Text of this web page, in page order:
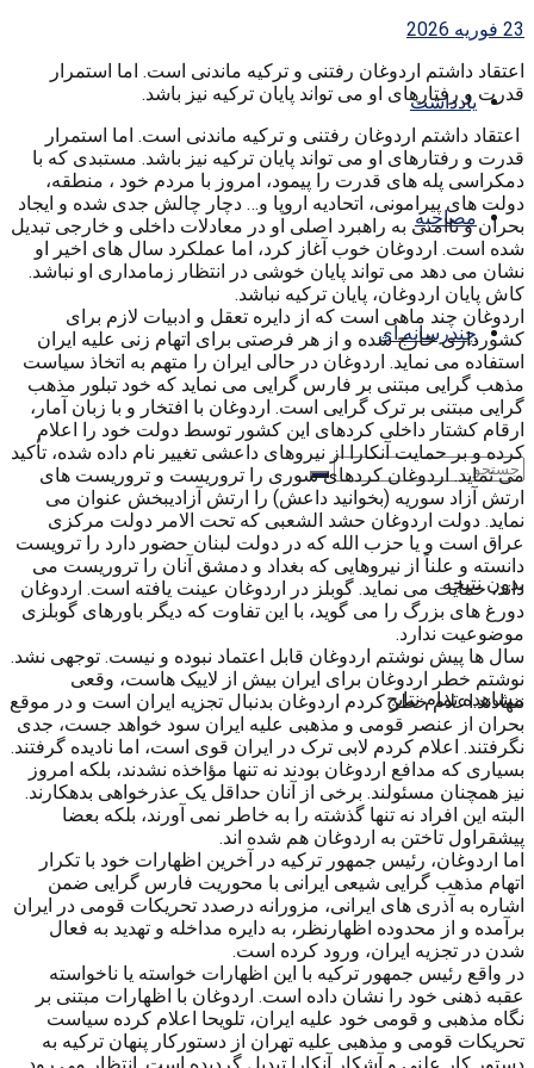
یادداشت
مصاحبه
چندرسانه ای
بدون نتیجه
مشاهده تمام نتایج
23 فوریه 2026
اعتقاد داشتم اردوغان رفتنی و ترکیه ماندنی است. اما استمرار
قدرت و رفتارهای او می تواند پایان ترکیه نیز باشد.
اعتقاد داشتم اردوغان رفتنی و ترکیه ماندنی است. اما استمرار
قدرت و رفتارهای او می تواند پایان ترکیه نیز باشد. مستبدی که با
دمکراسی پله های قدرت را پیمود، امروز با مردم خود ، منطقه،
دولت های پیرامونی، اتحادیه اروپا و… دچار چالش جدی شده و ایجاد
بحران و ناامنی به راهبرد اصلی او در معادلات داخلی و خارجی تبدیل
شده است. اردوغان خوب آغاز کرد، اما عملکرد سال های اخیر او
نشان می دهد می تواند پایان خوشی در انتظار زمامداری او نباشد.
کاش پایان اردوغان، پایان ترکیه نباشد.
اردوغان چند ماهی است که از دایره تعقل و ادبیات لازم برای
کشورداری خارج شده و از هر فرصتی برای اتهام زنی علیه ایران
استفاده می نماید. اردوغان در حالی ایران را متهم به اتخاذ سیاست
مذهب گرایی مبتنی بر فارس گرایی می نماید که خود تبلور مذهب
گرایی مبتنی بر ترک گرایی است. اردوغان با افتخار و با زبان آمار،
ارقام کشتار داخلی کردهای این کشور توسط دولت خود را اعلام
کرده و بر حمایت آنکارا از نیروهای داعشی تغییر نام داده شده، تأکید
می نماید. اردوغان کردهای سوری را تروریست و تروریست های
ارتش آزاد سوریه (بخوانید داعش) را ارتش آزادیبخش عنوان می
نماید. دولت اردوغان حشد الشعبی که تحت الامر دولت مرکزی
عراق است و یا حزب الله که در دولت لبنان حضور دارد را ترویست
دانسته و علناً از نیروهایی که بغداد و دمشق آنان را تروریست می
داند، حمایت می نماید. گوبلز در اردوغان عینت یافته است. اردوغان
دورغ های بزرگ را می گوید، با این تفاوت که دیگر باورهای گوبلزی
موضوعیت ندارد.
سال ها پیش نوشتم اردوغان قابل اعتماد نبوده و نیست. توجهی نشد.
نوشتم خطر اردوغان برای ایران بیش از لاییک هاست، وقعی
ننهادند.اعلام خطر کردم اردوغان بدنبال تجزیه ایران است و در موقع
بحران از عنصر قومی و مذهبی علیه ایران سود خواهد جست، جدی
نگرفتند. اعلام کردم لابی ترک در ایران قوی است، اما نادیده گرفتند.
بسیاری که مدافع اردوغان بودند نه تنها مؤاخذه نشدند، بلکه امروز
نیز همچنان مسئولند. برخی از آنان حداقل یک عذرخواهی بدهکارند.
البته این افراد نه تنها گذشته را به خاطر نمی آورند، بلکه بعضا
پیشقراول تاختن به اردوغان هم شده اند.
اما اردوغان، رئیس جمهور ترکیه در آخرین اظهارات خود با تکرار
اتهام مذهب گرایی شیعی ایرانی با محوریت فارس گرایی ضمن
اشاره به آذری های ایرانی، مزورانه درصدد تحریکات قومی در ایران
برآمده و از محدوده اظهارنظر، به دایره مداخله و تهدید به فعال
شدن در تجزیه ایران، ورود کرده است.
در واقع رئیس جمهور ترکیه با این اظهارات خواسته یا ناخواسته
عقبه ذهنی خود را نشان داده است. اردوغان با اظهارات مبتنی بر
نگاه مذهبی و قومی خود علیه ایران، تلویحا اعلام کرده سیاست
تحریکات قومی و مذهبی علیه تهران از دستورکار پنهان ترکیه به